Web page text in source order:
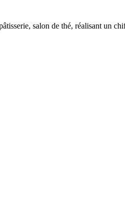
salon de thé, réalisant un